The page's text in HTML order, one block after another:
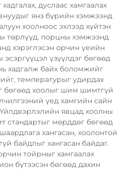
дуслаас хамгаалах
янз бүрийн хэмжээнд
хоолноос эхлээд хүйтэн
төрлүүд, порцны хэмжээнд
хэрэглэсэн орчин үеийн
эсэргүүцэл үзүүлдэг бөгөөд
хадгалж байх боломжийг
температурыг удирдах
бөгөөд хоолыг шим шимтгүй
үед хамгийн сайн
явцад хоолны
стандартыг мөрддөг бөгөөд
хангасан, хоолонтой
байдлыг хангасан байдаг.
тойрныг хамгаалах
бүтээсэн бөгөөд дахин